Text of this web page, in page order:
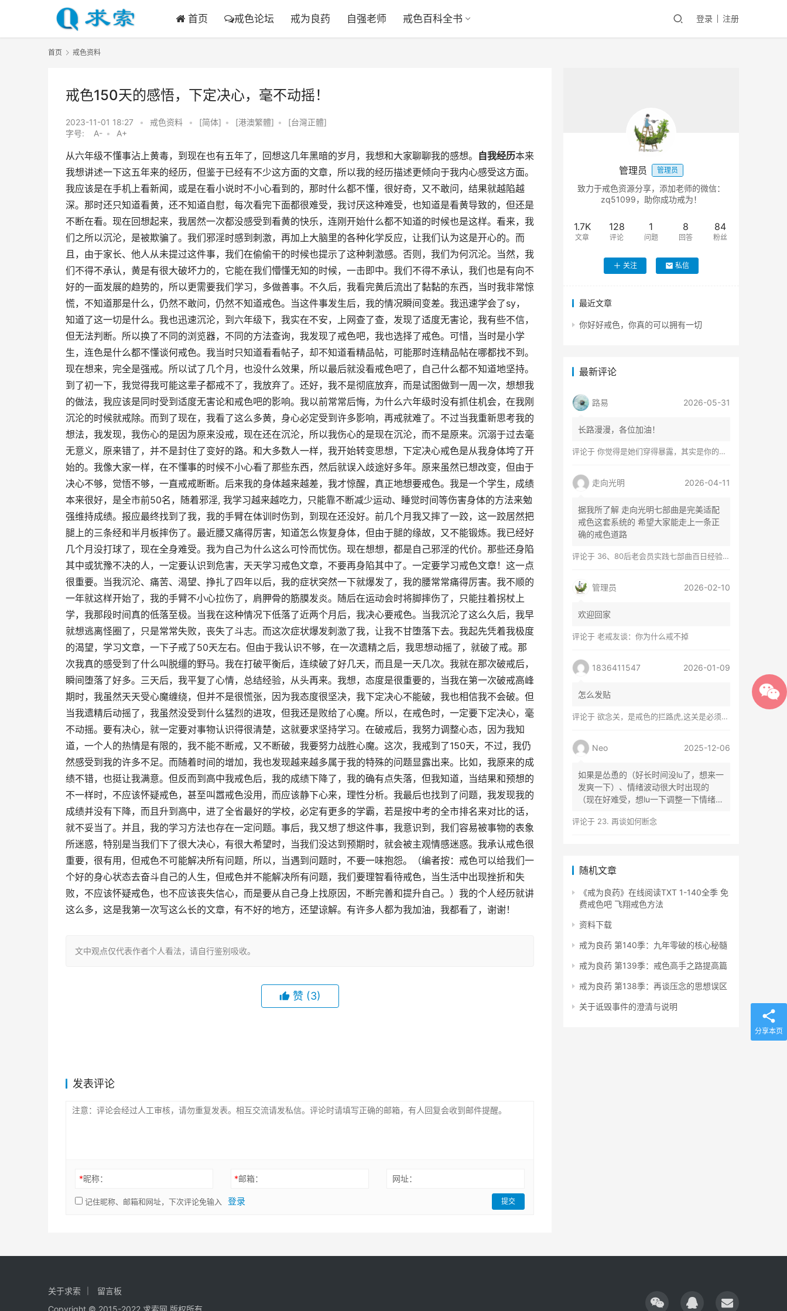
首页 戒色论坛 戒为良药 自强老师 戒色百科全书 登录 注册
首页 戒色资料
戒色150天的感悟，下定决心，毫不动摇！
2023-11-01 18:27 • 戒色资料 • [简体] • [港澳繁體] •
[台灣正體]
字号:
A- • A+
从六年级不懂事沾上黄毒，到现在也有五年了，回想这几年黑暗的岁月，我想和大家聊聊我的感想。 自我经历本来
我想讲述一下这五年来的经历，但鉴于已经有不少这方面的文章，所以我的经历描述更倾向于我内心感受这方面。
我应该是在手机上看新闻，或是在看小说时不小心看到的，那时什么都不懂，很好奇，又不敢问，结果就越陷越
深。那时还只知道看黄，还不知道自慰，每次看完下面都很难受，我讨厌这种难受，也知道是看黄导致的，但还是
不断在看。现在回想起来，我居然一次都没感受到看黄的快乐，连刚开始什么都不知道的时候也是这样。看来，我
们之所以沉沦，是被欺骗了。我们邪淫时感到刺激，再加上大脑里的各种化学反应，让我们认为这是开心的。而
且，由于家长、他人从未提过这件事，我们在偷偷干的时候也提示了这种刺激感。否则，我们为何沉沦。当然，我
们不得不承认，黄是有很大破坏力的，它能在我们懵懂无知的时候，一击即中。我们不得不承认，我们也是有向不
好的一面发展的趋势的，所以更需要我们学习，多做善事。不久后，我看完黄后流出了黏黏的东西，当时我非常惊
慌，不知道那是什么，仍然不敢问，仍然不知道戒色。当这件事发生后，我的情况瞬间变差。我迅速学会了sy，
知道了这一切是什么。我也迅速沉沦，到六年级下，我实在不安，上网查了查，发现了适度无害论，我有些不信，
但无法判断。所以换了不同的浏览器，不同的方法查询，我发现了戒色吧，我也选择了戒色。可惜，当时是小学
生，连色是什么都不懂谈何戒色。我当时只知道看看帖子，却不知道看精品帖，可能那时连精品帖在哪都找不到。
现在想来，完全是强戒。所以试了几个月，也没什么效果，所以最后就没看戒色吧了，自己什么都不知道地坚持。
到了初一下，我觉得我可能这辈子都戒不了，我放弃了。还好，我不是彻底放弃，而是试图做到一周一次，想想我
的做法，我应该是同时受到适度无害论和戒色吧的影响。我以前常常后悔，为什么六年级时没有抓住机会，在我刚
沉沦的时候就戒除。而到了现在，我看了这么多黄，身心必定受到许多影响，再戒就难了。不过当我重新思考我的
想法，我发现，我伤心的是因为原来没戒，现在还在沉沦，所以我伤心的是现在沉沦，而不是原来。沉溺于过去毫
无意义，原来错了，并不是封住了变好的路。和大多数人一样，我开始转变思想，下定决心戒色是从我身体垮了开
始的。我像大家一样，在不懂事的时候不小心看了那些东西，然后就误入歧途好多年。原来虽然已想改变，但由于
决心不够，觉悟不够，一直戒戒断断。后来我的身体越来越差，我才惊醒，真正地想要戒色。我是一个学生，成绩
本来很好，是全市前50名，随着邪淫, 我学习越来越吃力，只能靠不断减少运动、睡觉时间等伤害身体的方法来勉
强维持成绩。报应最终找到了我，我的手臂在体训时伤到，到现在还没好。前几个月我又摔了一跤，这一跤居然把
腿上的三条经和半月板摔伤了。最近腰又痛得厉害，知道怎么恢复身体，但由于腿的缘故，又不能锻炼。我已经好
几个月没打球了，现在全身难受。我为自己为什么这么可怜而忧伤。现在想想，都是自己邪淫的代价。那些还身陷
其中或犹豫不决的人，一定要认识到危害，天天学习戒色文章，不要再身陷其中了。一定要学习戒色文章！这一点
很重要。当我沉沦、痛苦、渴望、挣扎了四年以后，我的症状突然一下就爆发了，我的腰常常痛得厉害。我不顺的
一年就这样开始了，我的手臂不小心拉伤了，肩胛骨的筋膜发炎。随后在运动会时将脚摔伤了，只能拄着拐杖上
学，我那段时间真的低落至极。当我在这种情况下低落了近两个月后，我决心要戒色。当我沉沦了这么久后，我早
就想逃离怪圈了，只是常常失败，丧失了斗志。而这次症状爆发刺激了我，让我不甘堕落下去。我起先凭着我极度
的渴望，学习文章，一下子戒了50天左右。但由于我认识不够，在一次遗精之后，我思想动摇了，就破了戒。那
次我真的感受到了什么叫脱缰的野马。我在打破平衡后，连续破了好几天，而且是一天几次。我就在那次破戒后，
瞬间堕落了好多。三天后，我平复了心情，总结经验，从头再来。我想，态度是很重要的，当我在第一次破戒高峰
期时，我虽然天天受心魔缠绕，但并不是很慌张，因为我态度很坚决，我下定决心不能破，我也相信我不会破。但
当我遗精后动摇了，我虽然没受到什么猛烈的进攻，但我还是败给了心魔。所以，在戒色时，一定要下定决心，毫
不动摇。要有决心，就一定要对事物认识得很清楚，这就要求坚持学习。在破戒后，我努力调整心态，因为我知
道，一个人的热情是有限的，我不能不断戒，又不断破，我要努力战胜心魔。这次，我戒到了150天，不过，我仍
然感受到我的许多不足。而随着时间的增加，我也发现越来越多属于我的特殊的问题显露出来。比如，我原来的成
绩不错，也挺让我满意。但反而到高中我戒色后，我的成绩下降了，我的确有点失落，但我知道，当结果和预想的
不一样时，不应该怀疑戒色，甚至叫嚣戒色没用，而应该静下心来，理性分析。我最后也找到了问题，我发现我的
成绩并没有下降，而且升到高中，进了全省最好的学校，必定有更多的学霸，若是按中考的全市排名来对比的话，
就不妥当了。并且，我的学习方法也存在一定问题。事后，我又想了想这件事，我意识到，我们容易被事物的表象
所迷惑，特别是当我们下了很大决心，有很大希望时，当我们没达到预期时，就会被主观情感迷惑。我承认戒色很
重要，很有用，但戒色不可能解决所有问题，所以，当遇到问题时，不要一味抱怨。（编者按：戒色可以给我们一
个好的身心状态去奋斗自己的人生，但戒色并不能解决所有问题，我们要理智看待戒色，当生活中出现挫折和失
败，不应该怀疑戒色，也不应该丧失信心，而是要从自己身上找原因，不断完善和提升自己。）我的个人经历就讲
这么多，这是我第一次写这么长的文章，有不好的地方，还望谅解。有许多人都为我加油，我都看了，谢谢！
文中观点仅代表作者个人看法，请自行鉴别吸收。
赞 (3)
发表评论
*昵称： *邮箱： 网址：
记住昵称、邮箱和网址，下次评论免输入 登录 提交
管理员 管理员
致力于戒色资源分享，添加老师的微信：
zq51099，助你成功戒为！
1.7K
文章
128
评论
1
问题
8
回答
84
粉丝
关注 私信
最近文章
你好好戒色，你真的可以拥有一切
最新评论
路易 2026-05-31
长路漫漫，各位加油！
评论于 你觉得是她们穿得暴露，其实是你的心在着火
走向光明 2026-04-11
据我所了解 走向光明七部曲是完美适配
戒色这套系统的 希望大家能走上一条正
确的戒色道路
评论于 36、80后老会员实践七部曲百日经验谈兼苦口忠言
管理员 2026-02-10
欢迎回家
评论于 老戒友谈：你为什么戒不掉
1836411547 2026-01-09
怎么发贴
评论于 欲念关，是戒色的拦路虎,这关是必须过的
Neo 2025-12-06
如果是怂恿的（好长时间没lu了，想来一
发爽一下）、情绪波动很大时出现的
（现在好难受，想lu一下调整一下情绪）
评论于 23. 再谈如何断念
随机文章
《戒为良药》在线阅读TXT 1-140全季 免
费戒色吧 飞翔戒色方法
资料下载
戒为良药 第140季：九年零破的核心秘髓
戒为良药 第139季：戒色高手之路提高篇
戒为良药 第138季：再谈压念的思想误区
关于诋毁事件的澄清与说明
关于求索
留言板
Copyright © 2015-2022 求索网 版权所有
分享本页